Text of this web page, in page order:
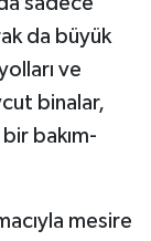
da büyük
ve
binalar,
bakım-
mesire